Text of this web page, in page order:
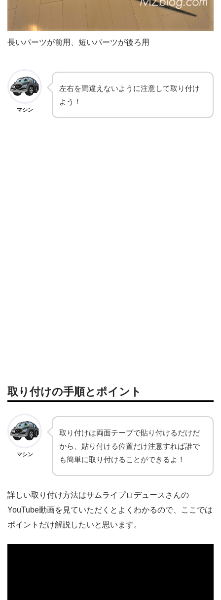
長いパーツが前用、短いパーツが後ろ用
マシン
左右を間違えないように注意して取り付け
よう！
取り付けの手順とポイント
マシン
取り付けは両面テープで貼り付けるだけだ
から、貼り付ける位置だけ注意すれば誰で
も簡単に取り付けることができるよ！
詳しい取り付け方法はサムライプロデュースさんの
YouTube動画を見ていただくとよくわかるので、ここでは
ポイントだけ解説したいと思います。